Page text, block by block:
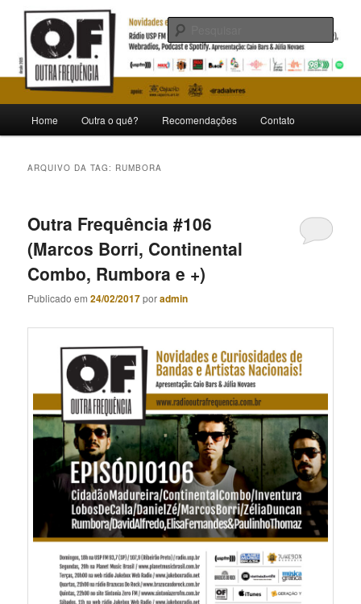
Pular
conteúdo
principal
Pular
conteúdo
secundárioOutra Frequência
Novidades e curiosidades de bandas e artistas nacionais
principal
Home Outra o quê? Recomendações Contato
ARQUIVO DA TAG: RUMBORA
Outra Frequência #106
(Marcos Borri, Continental
Combo, Rumbora e +)
Publicado em24/02/2017poradmin